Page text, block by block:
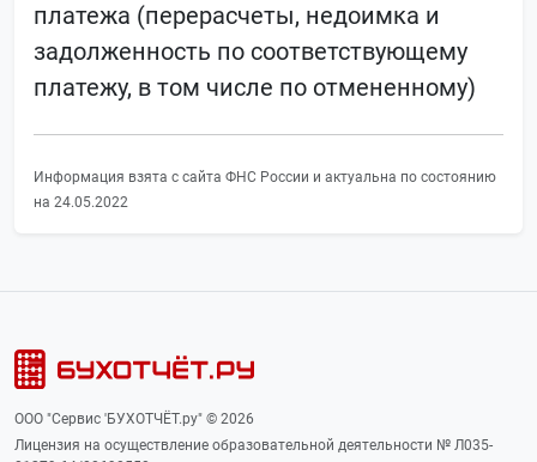
платежа (перерасчеты, недоимка и
задолженность по соответствующему
платежу, в том числе по отмененному)
Информация взята с сайта ФНС России и актуальна по состоянию
на 24.05.2022
ООО "Сервис 'БУХОТЧЁТ.ру" © 2026
Лицензия на осуществление образовательной деятельности № Л035-